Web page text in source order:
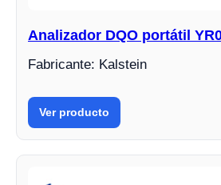
Analizador DQO portátil
Fabricante: Kalstein
Ver producto